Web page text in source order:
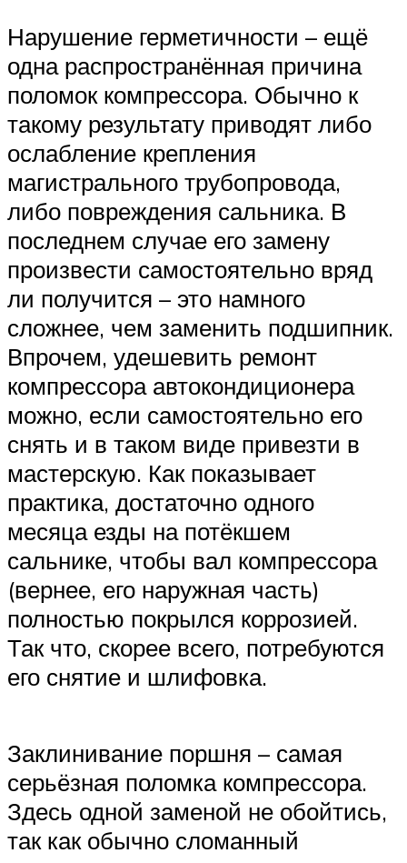
Нарушение герметичности – ещё
одна распространённая причина
поломок компрессора. Обычно к
такому результату приводят либо
ослабление крепления
магистрального трубопровода,
либо повреждения сальника. В
последнем случае его замену
произвести самостоятельно вряд
ли получится – это намного
сложнее, чем заменить подшипник.
Впрочем, удешевить ремонт
компрессора автокондиционера
можно, если самостоятельно его
снять и в таком виде привезти в
мастерскую. Как показывает
практика, достаточно одного
месяца езды на потёкшем
сальнике, чтобы вал компрессора
(вернее, его наружная часть)
полностью покрылся коррозией.
Так что, скорее всего, потребуются
его снятие и шлифовка.
Заклинивание поршня – самая
серьёзная поломка компрессора.
Здесь одной заменой не обойтись,
так как обычно сломанный